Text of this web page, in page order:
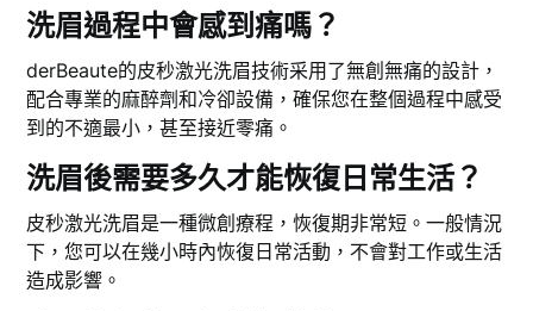
洗眉過程中會感到痛嗎？
derBeaute的皮秒激光洗眉技術采用了無創無痛的設計，
配合專業的麻醉劑和冷卻設備，確保您在整個過程中感受
到的不適最小，甚至接近零痛。
洗眉後需要多久才能恢復日常生活？
皮秒激光洗眉是一種微創療程，恢復期非常短。一般情況
下，您可以在幾小時內恢復日常活動，不會對工作或生活
造成影響。